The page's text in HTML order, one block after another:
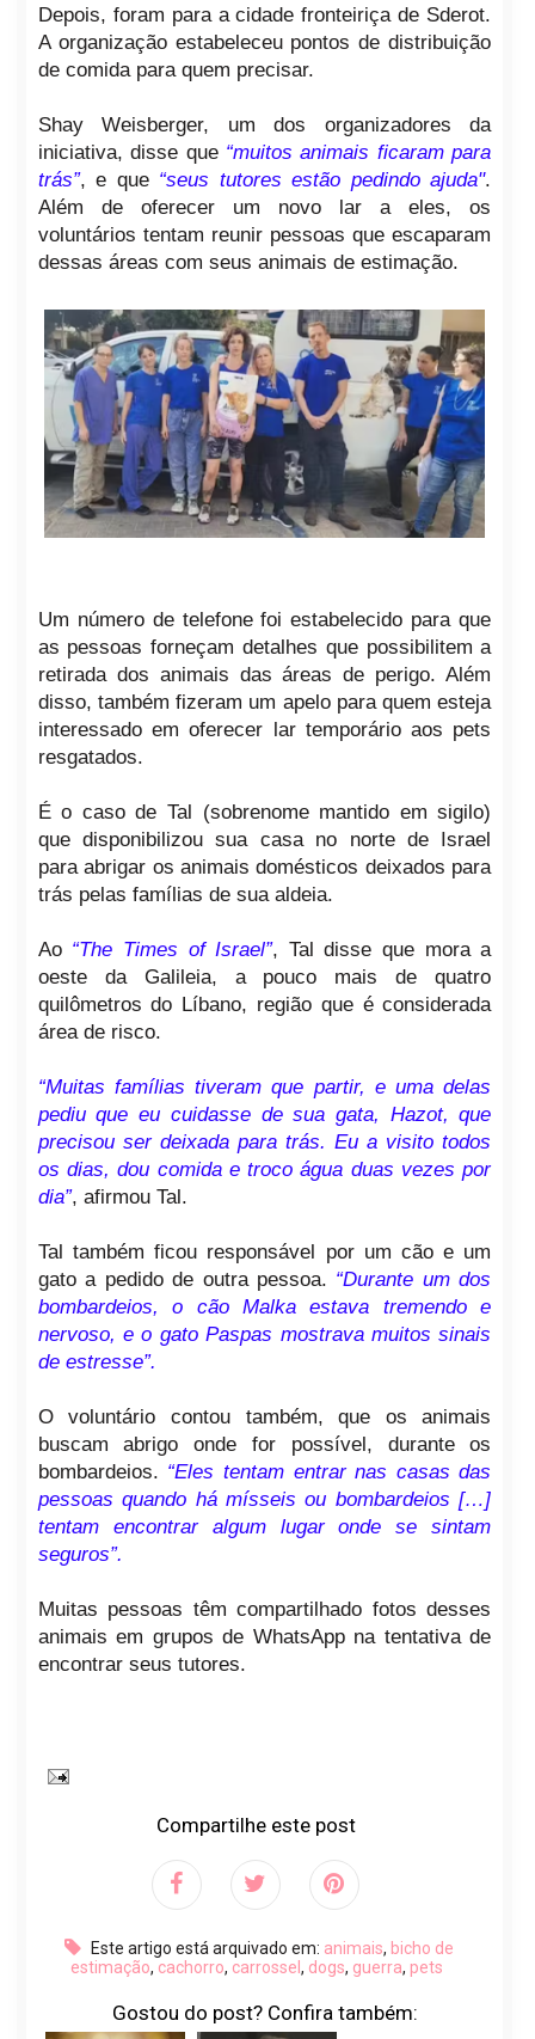
Depois, foram para a cidade fronteiriça de Sderot.
A organização estabeleceu pontos de distribuição
de comida para quem precisar.
Shay Weisberger, um dos organizadores da
iniciativa, disse que “muitos animais ficaram para
trás”, e que “seus tutores estão pedindo ajuda".
Além de oferecer um novo lar a eles, os
voluntários tentam reunir pessoas que escaparam
dessas áreas com seus animais de estimação.
Um número de telefone foi estabelecido para que
as pessoas forneçam detalhes que possibilitem a
retirada dos animais das áreas de perigo. Além
disso, também fizeram um apelo para quem esteja
interessado em oferecer lar temporário aos pets
resgatados.
É o caso de Tal (sobrenome mantido em sigilo)
que disponibilizou sua casa no norte de Israel
para abrigar os animais domésticos deixados para
trás pelas famílias de sua aldeia.
Ao “The Times of Israel”, Tal disse que mora a
oeste da Galileia, a pouco mais de quatro
quilômetros do Líbano, região que é considerada
área de risco.
“Muitas famílias tiveram que partir, e uma delas
pediu que eu cuidasse de sua gata, Hazot, que
precisou ser deixada para trás. Eu a visito todos
os dias, dou comida e troco água duas vezes por
dia”, afirmou Tal.
Tal também ficou responsável por um cão e um
gato a pedido de outra pessoa. “Durante um dos
bombardeios, o cão Malka estava tremendo e
nervoso, e o gato Paspas mostrava muitos sinais
de estresse”.
O voluntário contou também, que os animais
buscam abrigo onde for possível, durante os
bombardeios. “Eles tentam entrar nas casas das
pessoas quando há mísseis ou bombardeios […]
tentam encontrar algum lugar onde se sintam
seguros”.
Muitas pessoas têm compartilhado fotos desses
animais em grupos de WhatsApp na tentativa de
encontrar seus tutores.
Compartilhe este post
Este artigo está arquivado em: animais, bicho de
estimação, cachorro, carrossel , dogs, guerra, pets
Gostou do post? Confira também: